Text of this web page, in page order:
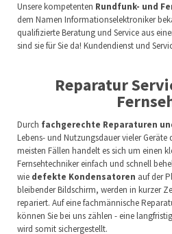
Unsere kompetenten Rundfunk- und
dem Namen Informationselektroniker
qualifizierte Beratung und Service aus
sind sie für Sie da! Kundendienst und
Reparatur
Durch fachgerechte Reparaturen
Lebens- und Nutzungsdauer vieler
meisten Fällen handelt es sich um einen
Fernsehtechniker einfach und schnell
wie defekte Kondensatoren auf der
bleibender Bildschirm, werden in kurzer
repariert. Auf eine fachmännische
können Sie bei uns zählen - eine
wird somit sichergestellt.